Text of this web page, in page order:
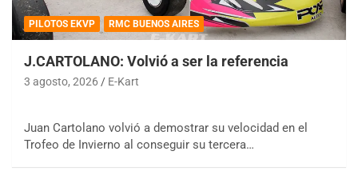
PILOTOS EKVP RMC BUENOS AIRES
J.CARTOLANO: Volvió a ser la referencia
3 agosto, 2026 E-Kart
Juan Cartolano volvió a demostrar su velocidad en el
Trofeo de Invierno al conseguir su tercera…
08/09-AGO
IAME SERIES ARGENTINA 6